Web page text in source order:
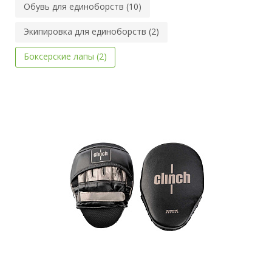
Обувь для единоборств (10)
Экипировка для единоборств (2)
Боксерские лапы (2)